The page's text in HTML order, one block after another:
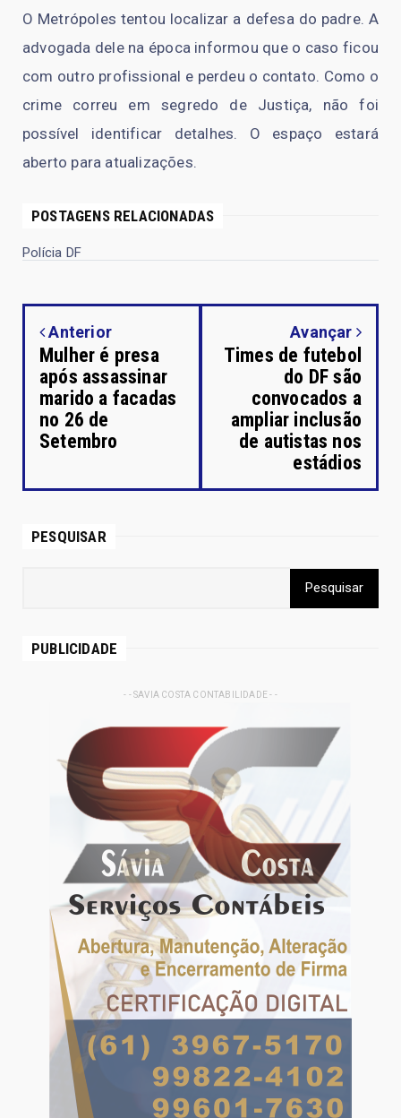
O Metrópoles tentou localizar a defesa do padre. A
advogada dele na época informou que o caso ficou
com outro profissional e perdeu o contato. Como o
crime correu em segredo de Justiça, não foi
possível identificar detalhes. O espaço estará
aberto para atualizações.
POSTAGENS RELACIONADAS
Polícia DF
Anterior
Mulher é presa
após assassinar
marido a facadas
no 26 de
Setembro
Avançar
Times de futebol
do DF são
convocados a
ampliar inclusão
de autistas nos
estádios
PESQUISAR
PUBLICIDADE
- - SAVIA COSTA CONTABILIDADE - -